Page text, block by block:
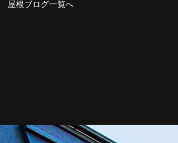
屋根ブログ一覧へ